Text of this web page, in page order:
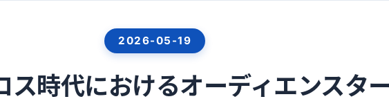
2026-05 -19
ス時代におけるオーディエンスタ